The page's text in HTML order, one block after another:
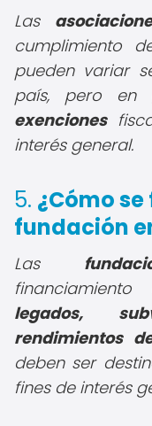
Las
cumplimiento
pueden variar
país, pero en
exenciones
interés general.
5. ¿Cómo
fundación
Las
legados,
rendimientos
deben ser
fines de interés